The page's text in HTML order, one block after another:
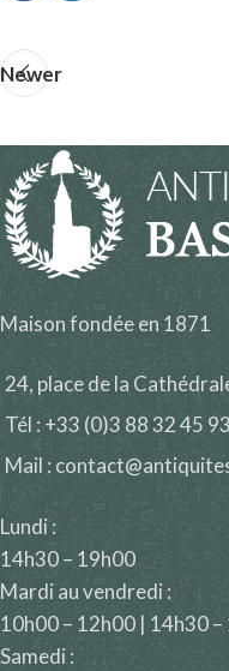
Newer
Maison fondée en 1871
24, place de la
Tél : +33 (0)3 88 32 45 93
Mail :
Lundi :
14h30 – 19h00
Mardi au vendredi :
10h00 – 12h00 | 14h30
Samedi :